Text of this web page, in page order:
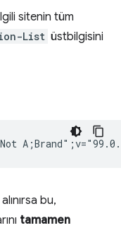
sitenin tüm
List üstbilgisini
alınırsa bu,
tamamen